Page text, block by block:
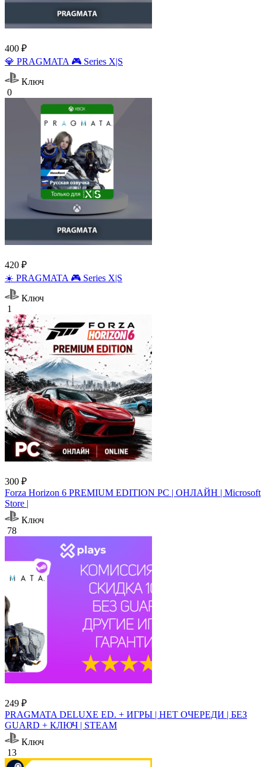
400 ₽
💎 PRAGMATA 🎮 Series X|S
Ключ
0
420 ₽
☀️ PRAGMATA 🎮 Series X|S
Ключ
1
300 ₽
Forza Horizon 6 PREMIUM EDITION PC | ОНЛАЙН | Microsoft
Store |
Ключ
78
249 ₽
PRAGMATA DELUXE ED. + ИГРЫ | НЕТ ОЧЕРЕДИ | БЕЗ
GUARD + КЛЮЧ | STEAM
Ключ
13